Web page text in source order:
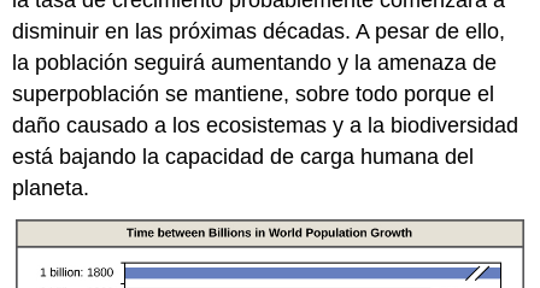
disminuir en las próximas décadas. A pesar de ello,
la población seguirá aumentando y la amenaza de
superpoblación se mantiene, sobre todo porque el
daño causado a los ecosistemas y a la biodiversidad
está bajando la capacidad de carga humana del
planeta.